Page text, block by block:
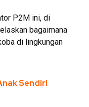
P2M ini, di
bagaimana
di lingkungan
Sendiri